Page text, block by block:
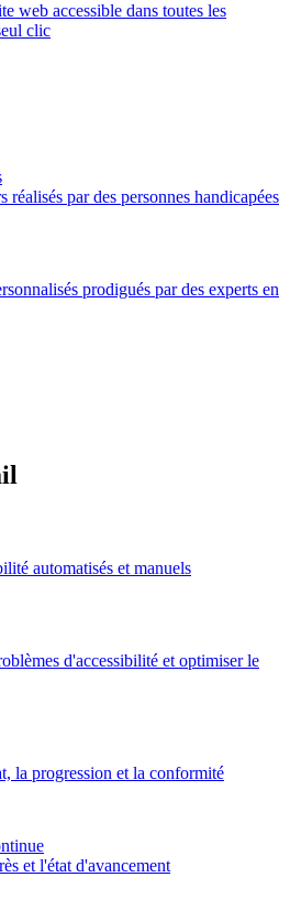
web accessible dans toutes les
clic
réalisés par des personnes handicapées
prodigués par des experts en
automatisés et manuels
d'accessibilité et optimiser le
la progression et la conformité
et l'état d'avancement